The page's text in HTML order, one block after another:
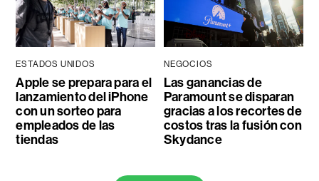
ESTADOS UNIDOS
Apple se prepara para el
lanzamiento del iPhone
con un sorteo para
empleados de las
tiendas
NEGOCIOS
Las ganancias de
Paramount se disparan
gracias a los recortes de
costos tras la fusión con
Skydance